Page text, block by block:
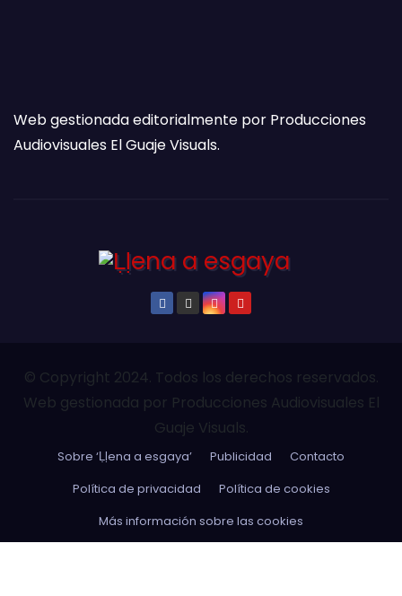
Web gestionada editorialmente por Producciones
Audiovisuales El Guaje Visuals.
© Copyright 2024. Todos los derechos reservados.
Web gestionada por Producciones Audiovisuales El
Guaje Visuals.
Sobre ‘Ḷḷena a esgaya’ Publicidad
Contacto
Política de privacidad
Política de cookies
Más información sobre las cookies